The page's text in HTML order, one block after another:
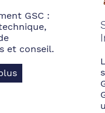
GSC :
et conseil.